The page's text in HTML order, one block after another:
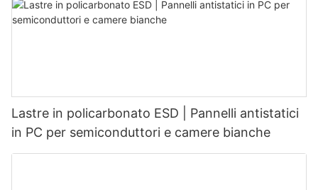
Lastre in policarbonato ESD | Pannelli antistatici
in PC per semiconduttori e camere bianche